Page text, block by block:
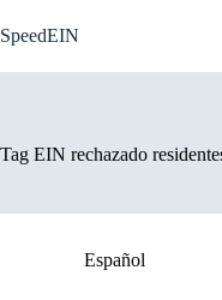
to
content
SpeedEIN
Tag EIN rechazado
Español